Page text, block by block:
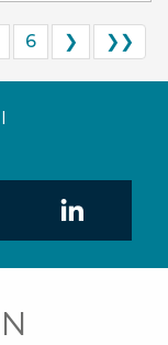
6 ❯ ❯❯